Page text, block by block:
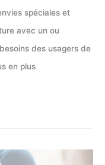
spéciales et
avec un ou
des usagers de
en plus